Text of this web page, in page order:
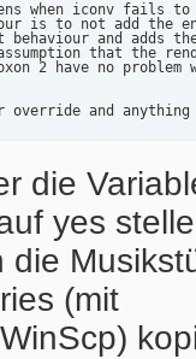
when iconv fails
is to not add the
and adds
that the
2 have no problem
override and
(yes/no)
mode (yes/no)
to work (among
die
yes
die
(mit